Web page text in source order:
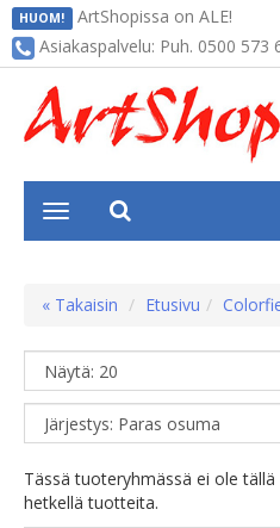
HUOM! ArtShopissa on ALE!
Asiakaspalvelu: Puh. 0500 573
« Takaisin Etusivu
Tässä tuoteryhmässä ei ole tällä
hetkellä tuotteita.